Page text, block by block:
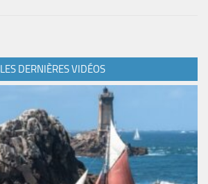
LES DERNIÈRES VIDÉOS